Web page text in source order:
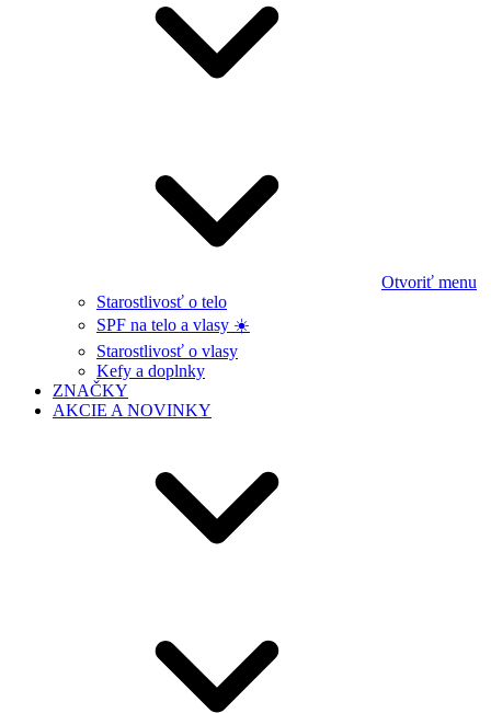
Otvoriť menu
Starostlivosť o telo
SPF na telo a vlasy ☀️
Starostlivosť o vlasy
Kefy a doplnky
ZNAČKY
AKCIE A NOVINKY